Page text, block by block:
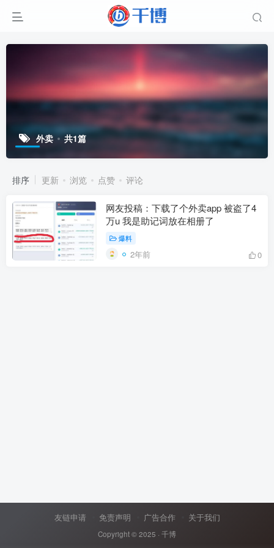
外卖 共1篇
排序 更新 浏览 点赞 评论
网友投稿：下载了个外卖app 被盗了4
万u 我是助记词放在相册了
爆料
2年前 0
友链申请 免责声明 广告合作 关于我们
Copyright © 2025 · 千博